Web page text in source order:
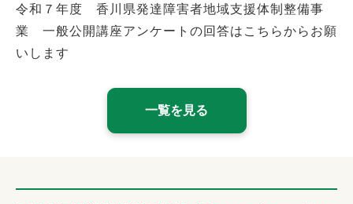
令和７年度 香川県発達障害者地域支援体制整備事
業 一般公開講座アンケートの回答はこちらからお願
いします
一覧を見る